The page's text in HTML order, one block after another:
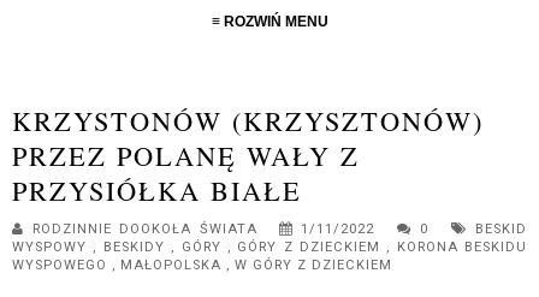
≡ ROZWIŃ MENU
KRZYSTONÓW (KRZYSZTONÓW)
PRZEZ POLANĘ WAŁY Z
PRZYSIÓŁKA BIAŁE
RODZINNIE DOOKOŁA ŚWIATA 1/11/2022 0
BESKID
WYSPOWY , BESKIDY , GÓRY , GÓRY Z DZIECKIEM , KORONA BESKIDU
WYSPOWEGO , MAŁOPOLSKA , W GÓRY Z DZIECKIEM